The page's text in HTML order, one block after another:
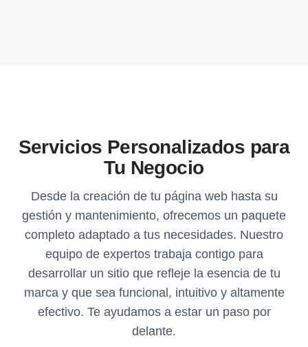
Servicios Personalizados para
Tu Negocio
Desde la creación de tu página web hasta su
gestión y mantenimiento, ofrecemos un paquete
completo adaptado a tus necesidades. Nuestro
equipo de expertos trabaja contigo para
desarrollar un sitio que refleje la esencia de tu
marca y que sea funcional, intuitivo y altamente
efectivo. Te ayudamos a estar un paso por
delante.